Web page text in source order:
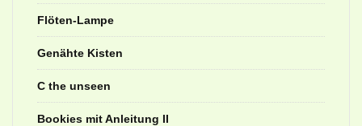
Flöten-Lampe
Genähte Kisten
C the unseen
Bookies mit Anleitung II